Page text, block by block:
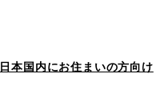
日本国内にお住まいの方向け